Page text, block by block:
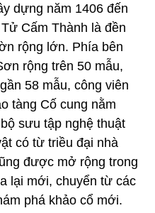
dựng năm 1406 đến
Cấm Thành là đền
rộng lớn. Phía bên
rộng trên 50 mẫu,
58 mẫu, công viên
tàng Cố cung nằm
sưu tập nghệ thuật
có từ triều đại nhà
được mở rộng trong
lại mới, chuyển từ các
phá khảo cổ mới.